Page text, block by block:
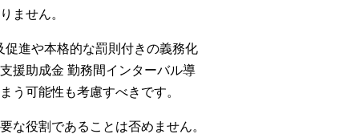
ません。
進や本格的な罰則付きの義務化
援助成金 勤務間インターバル導
う可能性も考慮すべきです。
な役割であることは否めません。